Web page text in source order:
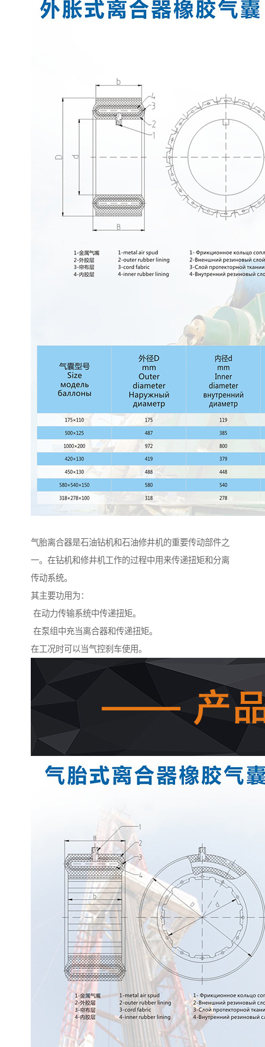
气胎离合器是石油钻机和石油修井机的重要传动部件之
一。在钻机和修井机工作的过程中用来传递扭矩和分离
传动系统。
其主要功用为：
在动力传输系统中传递扭矩。
在泵组中充当离合器和传递扭矩。
在工况时可以当气控刹车使用。